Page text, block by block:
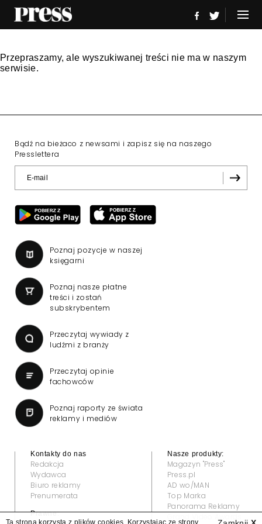
Przepraszamy, ale wyszukiwanej treści nie ma w naszym
serwisie.
Bądź na bieżaco z newsami i zapisz się na naszego
Presslettera
Poznaj pozycje w naszej
księgarni
Poznaj nasze płatne
treści i zostań
subskrybentem
Przeczytaj wywiady z
ludźmi z branży
Przeczytaj opinie
fachowców
Poznaj raporty ze świata
reklamy i mediów
Kontakty do nas
Redakcja
Wydawca
Biuro reklamy
Prenumerata
Prawne:
Nasze produkty:
Magazyn "Press"
Press.pl
AD wo/MAN
Top Marka
Panorama Reklamy
Ta strona korzysta z plików cookies. Korzystając ze strony